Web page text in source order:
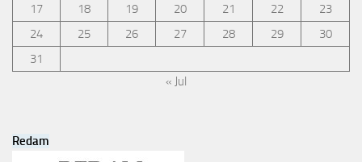
17
18 19 20 21 22
23
24
25 26 27 28 29
30
31
« Jul
Redam